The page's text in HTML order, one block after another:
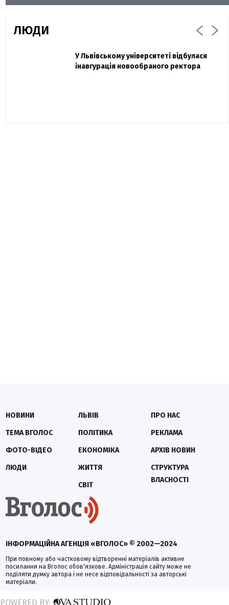
ЛЮДИ
Павло Дак
«Час не лікує, лише притуплює біль»:
Захисник "Азовсталі" Діанов вдруге
одружився та показав фото з весілля
У Львівському університеті відбулася
інавгурація новообраного ректора
ІНФОРМАЦІЙНА АГЕНЦІЯ «ВГОЛОС» © 2002—2024
При повному або частковому відтворенні матеріалів активне
посилання на Вголос обов'язкове. Адміністрація сайту може не
поділяти думку автора і не несе відповідальності за авторські
матеріали.
НОВИНИ
ТЕМА ВГОЛОС
ФОТО-ВІДЕО
ЛЮДИ
ЛЬВІВ
ПОЛІТИКА
ЕКОНОМІКА
ЖИТТЯ
СВІТ
ПРО НАС
РЕКЛАМА
АРХІВ НОВИН
СТРУКТУРА
ВЛАСНОСТІ
POWERED BY: